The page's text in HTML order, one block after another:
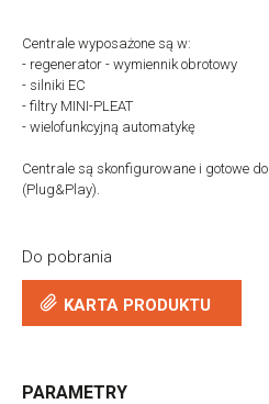
Centrale wyposażone są w:
- regenerator - wymiennik obrotowy
- silniki EC
- filtry MINI-PLEAT
- wielofunkcyjną automatykę
Centrale są skonfigurowane i gotowe
(Plug&Play).
Do pobrania
KARTA PRODUKTU
PARAMETRY